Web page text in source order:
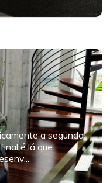
a segunda
é lá que